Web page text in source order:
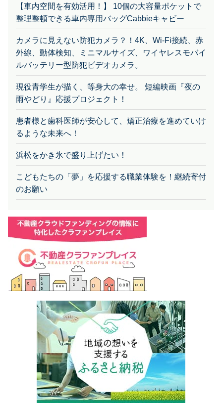
整理整頓できる車内専用バッグCabbieキャビー
カメラに見えない防犯カメラ？！4K、Wi-Fi接続、赤
外線、動体検知、ミニマルサイズ、ワイヤレスモバイ
ルバッテリー型防犯ビデオカメラ。
現役青学生が描く、等身大の幸せ。 短編映画『夜の
雨やどり』応援プロジェクト！
患者様と歯科医師が安心して、矯正治療を進めていけ
るような未来へ！
浜松をかき氷で盛り上げたい！
こどもたちの「夢」を応援する職業体験を！継続寄付
のお願い